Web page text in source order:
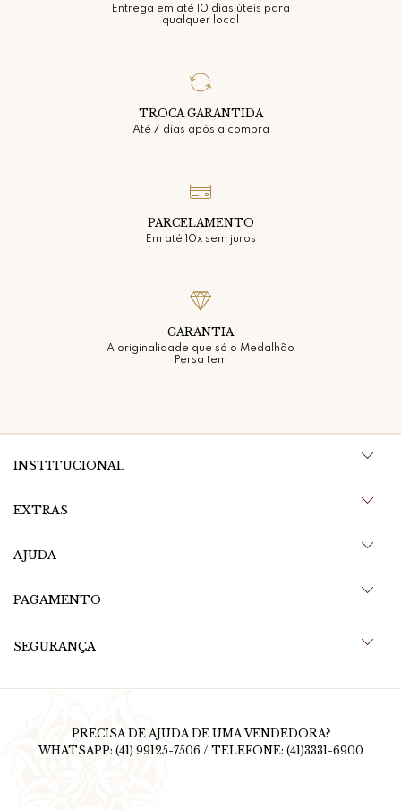
Entrega em até 10 dias úteis para
qualquer local
TROCA GARANTIDA
Até 7 dias após a compra
PARCELAMENTO
Em até 10x sem juros
GARANTIA
A originalidade que só o Medalhão
Persa tem
INSTITUCIONAL
EXTRAS
AJUDA
PAGAMENTO
SEGURANÇA
PRECISA DE AJUDA DE UMA VENDEDORA?
WHATSAPP: (41) 99125-7506 / TELEFONE: (41)3331-6900